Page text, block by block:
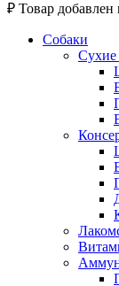
₽ Товар добавлен
Собаки
Сухие